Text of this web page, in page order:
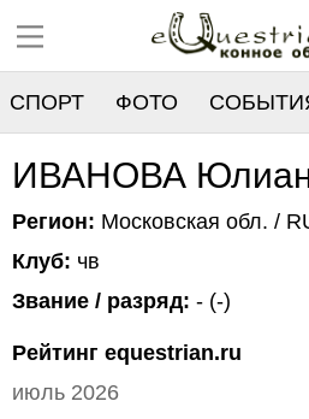
СПОРТ ФОТО
РЕЕСТР
ИВАНОВА
Регион: Московская обл. /
Клуб: чв
Звание / разряд: - (-)
Рейтинг equestrian.ru
июль 2026